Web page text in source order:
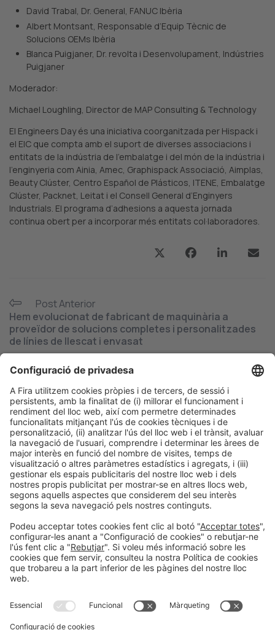
David Trabal, Dr. General, FANUC Ibèria
Albert Montsant, Responsable d’Equip Tècnic de
Solucions OEMs Ibèria
Blanca Puigjaner, Dr. revolta i Desenvolupament, Indústries
Puigjaner
Moderador:
Michael Loughling, Director de MAP Consulting & Technology
El Engineers Day és una iniciativa coorganitzada per Hispack i
el EIC que compta amb el suport de diverses associacions i
entitats de la indústria de l’embalatge i del món de la indústria i
l’enginyeria com Ainia, Amec, Graphispack Associació, Aimplas,
Beauty Clúster, Centro Español de Plásticos, ITENE, Embalatge
Clúster, Packnet, Leitat i el Consell General d’Enginyers
Industrials. El programa d’adhesions a aquesta jornada
continua obert per a incorporar més entitats col·laboradores.
Post Anterior
Hem evolucionat de fabricant de maquinària a
proveïdor de solucions completes i personalitzades
de línies de llescat i envasat
sostenibles en termes d’eficiència energètica i de
materials”
Informació generalAvís legalPolítica de privacitat
Política de cookiesPrevenció de frau